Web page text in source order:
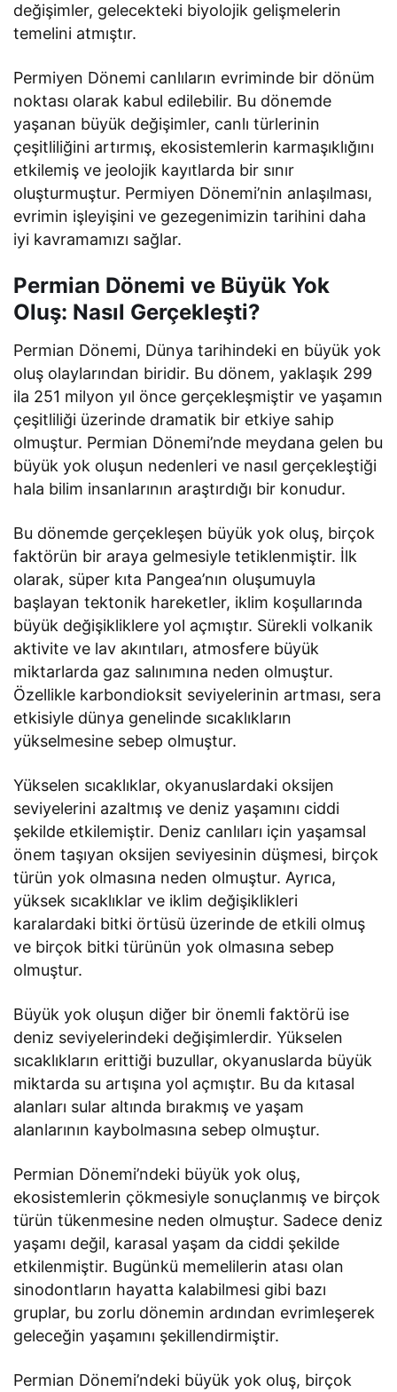
değişimler, gelecekteki biyolojik gelişmelerin
temelini atmıştır.
Permiyen Dönemi canlıların evriminde bir dönüm
noktası olarak kabul edilebilir. Bu dönemde
yaşanan büyük değişimler, canlı türlerinin
çeşitliliğini artırmış, ekosistemlerin karmaşıklığını
etkilemiş ve jeolojik kayıtlarda bir sınır
oluşturmuştur. Permiyen Dönemi’nin anlaşılması,
evrimin işleyişini ve gezegenimizin tarihini daha
iyi kavramamızı sağlar.
Permian Dönemi ve Büyük Yok
Oluş: Nasıl Gerçekleşti?
Permian Dönemi, Dünya tarihindeki en büyük yok
oluş olaylarından biridir. Bu dönem, yaklaşık 299
ila 251 milyon yıl önce gerçekleşmiştir ve yaşamın
çeşitliliği üzerinde dramatik bir etkiye sahip
olmuştur. Permian Dönemi’nde meydana gelen bu
büyük yok oluşun nedenleri ve nasıl gerçekleştiği
hala bilim insanlarının araştırdığı bir konudur.
Bu dönemde gerçekleşen büyük yok oluş, birçok
faktörün bir araya gelmesiyle tetiklenmiştir. İlk
olarak, süper kıta Pangea’nın oluşumuyla
başlayan tektonik hareketler, iklim koşullarında
büyük değişikliklere yol açmıştır. Sürekli volkanik
aktivite ve lav akıntıları, atmosfere büyük
miktarlarda gaz salınımına neden olmuştur.
Özellikle karbondioksit seviyelerinin artması, sera
etkisiyle dünya genelinde sıcaklıkların
yükselmesine sebep olmuştur.
Yükselen sıcaklıklar, okyanuslardaki oksijen
seviyelerini azaltmış ve deniz yaşamını ciddi
şekilde etkilemiştir. Deniz canlıları için yaşamsal
önem taşıyan oksijen seviyesinin düşmesi, birçok
türün yok olmasına neden olmuştur. Ayrıca,
yüksek sıcaklıklar ve iklim değişiklikleri
karalardaki bitki örtüsü üzerinde de etkili olmuş
ve birçok bitki türünün yok olmasına sebep
olmuştur.
Büyük yok oluşun diğer bir önemli faktörü ise
deniz seviyelerindeki değişimlerdir. Yükselen
sıcaklıkların erittiği buzullar, okyanuslarda büyük
miktarda su artışına yol açmıştır. Bu da kıtasal
alanları sular altında bırakmış ve yaşam
alanlarının kaybolmasına sebep olmuştur.
Permian Dönemi’ndeki büyük yok oluş,
ekosistemlerin çökmesiyle sonuçlanmış ve birçok
türün tükenmesine neden olmuştur. Sadece deniz
yaşamı değil, karasal yaşam da ciddi şekilde
etkilenmiştir. Bugünkü memelilerin atası olan
sinodontların hayatta kalabilmesi gibi bazı
gruplar, bu zorlu dönemin ardından evrimleşerek
geleceğin yaşamını şekillendirmiştir.
Permian Dönemi’ndeki büyük yok oluş, birçok